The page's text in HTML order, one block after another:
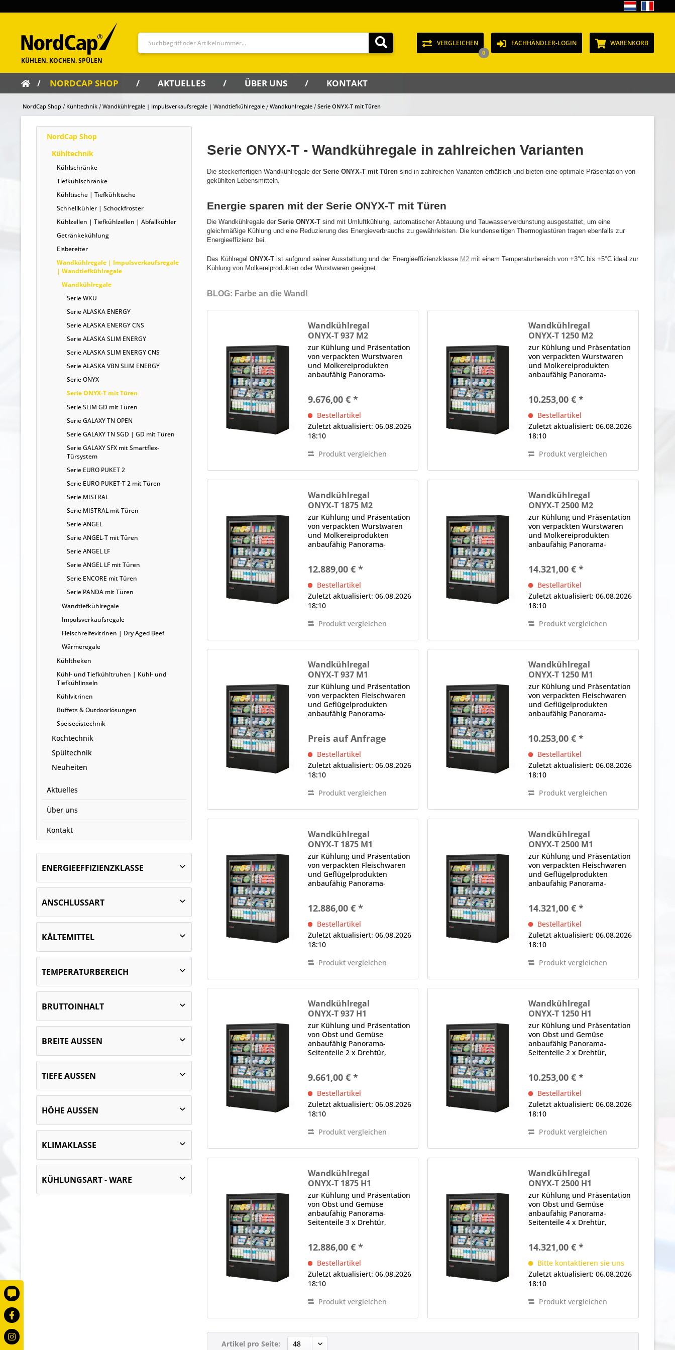
VERGLEICHEN
0
FACHHÄNDLER-LOGIN WARENKORB
NORDCAP SHOP AKTUELLES ÜBER UNS KONTAKT
NordCap Shop Kühltechnik Wandkühlregale | Impulsverkaufsregale | Wandtiefkühlregale Wandkühlregale Serie ONYX-T mit Türen
NordCap Shop
Kühltechnik
Kühlschränke
Tiefkühlschränke
Kühltische | Tiefkühltische
Schnellkühler | Schockfroster
Kühlzellen | Tiefkühlzellen | Abfallkühler
Getränkekühlung
Eisbereiter
Wandkühlregale | Impulsverkaufsregale
| Wandtiefkühlregale
Wandkühlregale
Serie WKU
Serie ALASKA ENERGY
Serie ALASKA ENERGY CNS
Serie ALASKA SLIM ENERGY
Serie ALASKA SLIM ENERGY CNS
Serie ALASKA VBN SLIM ENERGY
Serie ONYX
Serie ONYX-T mit Türen
Serie SLIM GD mit Türen
Serie GALAXY TN OPEN
Serie GALAXY TN SGD | GD mit Türen
Serie GALAXY SFX mit Smartflex-
Türsystem
Serie EURO PUKET 2
Serie EURO PUKET-T 2 mit Türen
Serie MISTRAL
Serie MISTRAL mit Türen
Serie ANGEL
Serie ANGEL-T mit Türen
Serie ANGEL LF
Serie ANGEL LF mit Türen
Serie ENCORE mit Türen
Serie PANDA mit Türen
Wandtiefkühlregale
Impulsverkaufsregale
Fleischreifevitrinen | Dry Aged Beef
Wärmeregale
Kühltheken
Kühl- und Tiefkühltruhen | Kühl- und
Tiefkühlinseln
Kühlvitrinen
Buffets & Outdoorlösungen
Speiseeistechnik
Kochtechnik
Spültechnik
Neuheiten
Aktuelles
Über uns
Kontakt
ENERGIEEFFIZIENZKLASSE
ANSCHLUSSART
KÄLTEMITTEL
TEMPERATURBEREICH
6 bis 8 °C bei 25 °C UT und 60 % RF
BRUTTOINHALT
von1145 l
BREITE AUSSEN
2560
997
TIEFE AUSSEN
HÖHE AUSSEN
KLIMAKLASSE
KÜHLUNGSART - WARE
Serie ONYX-T - Wandkühregale in zahlreichen Varianten
Die steckerfertigen Wandkühlregale der Serie ONYX-T mit Türen sind in zahlreichen Varianten erhältlich und bieten eine optimale Präsentation von
gekühlten Lebensmitteln.
Energie sparen mit der Serie ONYX-T mit Türen
Die Wandkühlregale der Serie ONYX-T sind mit Umluftkühlung, automatischer Abtauung und Tauwasserverdunstung ausgestattet, um eine
gleichmäßige Kühlung und eine Reduzierung des Energieverbrauchs zu gewährleisten. Die kundenseitigen Thermoglastüren tragen ebenfalls zur
Energieeffizienz bei.
Das Kühlregal ONYX-T ist aufgrund seiner Ausstattung und der Energieeffizienzklasse M2 mit einem Temperaturbereich von +3°C bis +5°C ideal zur
Kühlung von Molkereiprodukten oder Wurstwaren geeignet.
BLOG: Farbe an die Wand!
Wandkühlregal
ONYX-T 937 M2
zur Kühlung und Präsentation
von verpackten Wurstwaren
und Molkereiprodukten
anbaufähig Panorama-
ergonomischer Griff (je Tür)
LED-Innenbeleuchtung (im
Deckenteil), 4000 K...
9.676,00 € *
Bestellartikel
Zuletzt aktualisiert: 06.08.2026
18:10
Produkt vergleichen
Wandkühlregal
ONYX-T 1250 M2
zur Kühlung und Präsentation
von verpackten Wurstwaren
und Molkereiprodukten
anbaufähig Panorama-
ergonomischer Griff (je Tür)
LED-Innenbeleuchtung (im
Deckenteil), 4000 K...
10.253,00 € *
Bestellartikel
Zuletzt aktualisiert: 06.08.2026
18:10
Produkt vergleichen
Wandkühlregal
ONYX-T 1875 M2
zur Kühlung und Präsentation
von verpackten Wurstwaren
und Molkereiprodukten
anbaufähig Panorama-
ergonomischer Griff (je Tür)
LED-Innenbeleuchtung (im
Deckenteil), 4000 K...
12.889,00 € *
Bestellartikel
Zuletzt aktualisiert: 06.08.2026
18:10
Produkt vergleichen
Wandkühlregal
ONYX-T 2500 M2
zur Kühlung und Präsentation
von verpackten Wurstwaren
und Molkereiprodukten
anbaufähig Panorama-
ergonomischer Griff (je Tür)
LED-Innenbeleuchtung (im
Deckenteil), 4000 K...
14.321,00 € *
Bestellartikel
Zuletzt aktualisiert: 06.08.2026
18:10
Produkt vergleichen
Wandkühlregal
ONYX-T 937 M1
zur Kühlung und Präsentation
von verpackten Fleischwaren
und Geflügelprodukten
anbaufähig Panorama-
ergonomischer Griff (je Tür)
LED-Innenbeleuchtung (im
Deckenteil), 4000 K...
Preis auf Anfrage
Bestellartikel
Zuletzt aktualisiert: 06.08.2026
18:10
Produkt vergleichen
Wandkühlregal
ONYX-T 1250 M1
zur Kühlung und Präsentation
von verpackten Fleischwaren
und Geflügelprodukten
anbaufähig Panorama-
ergonomischer Griff (je Tür)
LED-Innenbeleuchtung (im
Deckenteil), 4000 K...
10.253,00 € *
Bestellartikel
Zuletzt aktualisiert: 06.08.2026
18:10
Produkt vergleichen
Wandkühlregal
ONYX-T 1875 M1
zur Kühlung und Präsentation
von verpackten Fleischwaren
und Geflügelprodukten
anbaufähig Panorama-
ergonomischer Griff (je Tür)
LED-Innenbeleuchtung (im
Deckenteil), 4000 K...
12.886,00 € *
Bestellartikel
Zuletzt aktualisiert: 06.08.2026
18:10
Produkt vergleichen
Wandkühlregal
ONYX-T 2500 M1
zur Kühlung und Präsentation
von verpackten Fleischwaren
und Geflügelprodukten
anbaufähig Panorama-
ergonomischer Griff (je Tür)
LED-Innenbeleuchtung (im
Deckenteil), 4000 K...
14.321,00 € *
Bestellartikel
Zuletzt aktualisiert: 06.08.2026
18:10
Produkt vergleichen
Wandkühlregal
ONYX-T 937 H1
zur Kühlung und Präsentation
von Obst und Gemüse
anbaufähig Panorama-
Seitenteile 2 x Drehtür,
LED-Innenbeleuchtung (im
Deckenteil), 4000 K
(Neutralweiß), gesondert
schaltbar...
9.661,00 € *
Bestellartikel
Zuletzt aktualisiert: 06.08.2026
18:10
Produkt vergleichen
Wandkühlregal
ONYX-T 1250 H1
zur Kühlung und Präsentation
von Obst und Gemüse
anbaufähig Panorama-
Seitenteile 2 x Drehtür,
LED-Innenbeleuchtung (im
Deckenteil), 4000 K
(Neutralweiß), gesondert
schaltbar...
10.253,00 € *
Bestellartikel
Zuletzt aktualisiert: 06.08.2026
18:10
Produkt vergleichen
Wandkühlregal
ONYX-T 1875 H1
zur Kühlung und Präsentation
von Obst und Gemüse
anbaufähig Panorama-
Seitenteile 3 x Drehtür,
LED-Innenbeleuchtung (im
Deckenteil), 4000 K
(Neutralweiß), gesondert
schaltbar...
12.886,00 € *
Bestellartikel
Zuletzt aktualisiert: 06.08.2026
18:10
Produkt vergleichen
Wandkühlregal
ONYX-T 2500 H1
zur Kühlung und Präsentation
von Obst und Gemüse
anbaufähig Panorama-
Seitenteile 4 x Drehtür,
LED-Innenbeleuchtung (im
Deckenteil), 4000 K
(Neutralweiß), gesondert
schaltbar...
14.321,00 € *
Bitte kontaktieren sie uns
Zuletzt aktualisiert: 06.08.2026
18:10
Produkt vergleichen
Artikel pro Seite: